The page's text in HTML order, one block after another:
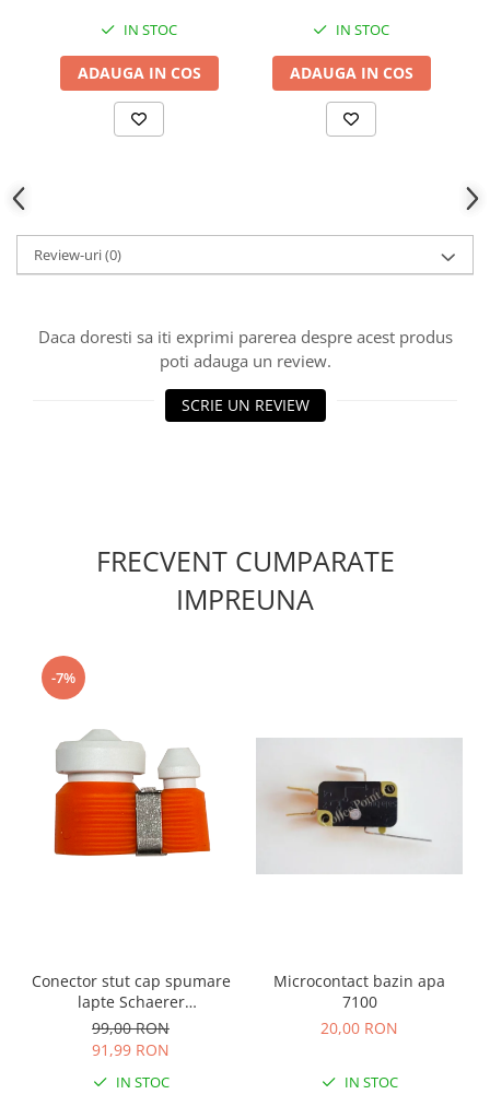
IN STOC
ADAUGA IN COS
IN STOC
ADAUGA IN COS
Review-uri(0)
Daca doresti sa iti exprimi parerea despre acest produs
poti adauga un review.
SCRIE UN REVIEW
FRECVENT CUMPARATE
IMPREUNA
-7%
Conector stut cap spumare
lapte Schaerer
33.4089.7000
99,00 RON
91,99 RON
IN STOC
Microcontact bazin apa
7100
20,00 RON
IN STOC